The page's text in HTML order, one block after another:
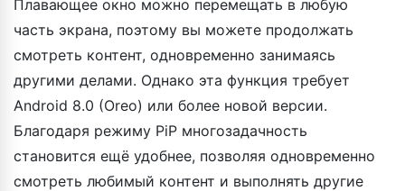
Плавающее окно можно перемещать в любую
часть экрана, поэтому вы можете продолжать
смотреть контент, одновременно занимаясь
другими делами. Однако эта функция требует
Android 8.0 (Oreo) или более новой версии.
Благодаря режиму PiP многозадачность
становится ещё удобнее, позволяя одновременно
смотреть любимый контент и выполнять другие